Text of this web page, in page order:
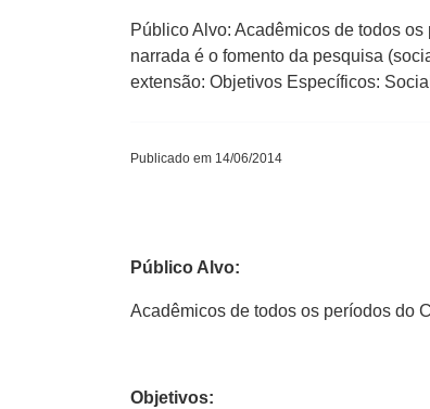
Público Alvo: Acadêmicos de todos
narrada é o fomento da pesquisa
extensão: Objetivos Específicos:
Publicado em 14/06/2014
Público Alvo:
Acadêmicos de todos os períodos do
Objetivos: